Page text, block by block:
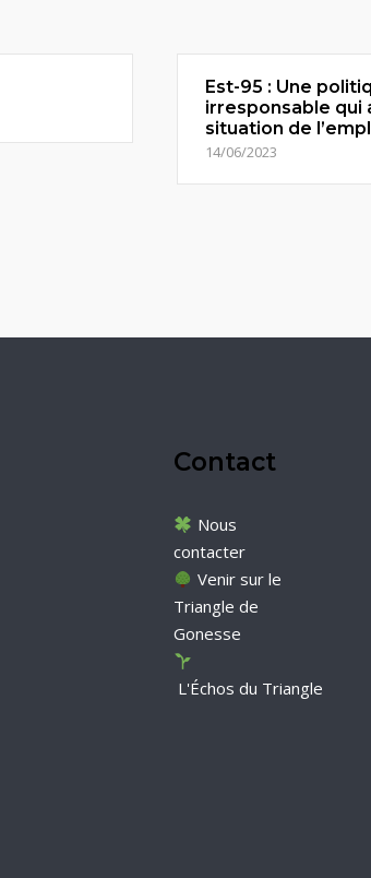
Est-95 : Une
irresponsable qui
situation de
14/06/2023
Contact
Nous
contacter
Venir sur le
Triangle de
Gonesse
L'Échos du Triangle